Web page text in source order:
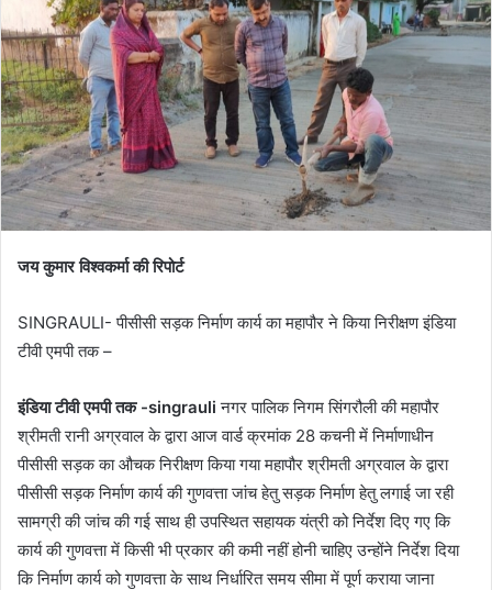
जय कुमार विश्वकर्मा की रिपोर्ट
SINGRAULI- पीसीसी सड़क निर्माण कार्य का महापौर ने किया निरीक्षण इंडिया
टीवी एमपी तक –
इंडिया टीवी एमपी तक -singrauli नगर पालिक निगम सिंगरौली की महापौर
श्रीमती रानी अग्रवाल के द्वारा आज वार्ड क्रमांक 28 कचनी में निर्माणाधीन
पीसीसी सड़क का औचक निरीक्षण किया गया महापौर श्रीमती अग्रवाल के द्वारा
पीसीसी सड़क निर्माण कार्य की गुणवत्ता जांच हेतु सड़क निर्माण हेतु लगाई जा रही
सामग्री की जांच की गई साथ ही उपस्थित सहायक यंत्री को निर्देश दिए गए कि
कार्य की गुणवत्ता में किसी भी प्रकार की कमी नहीं होनी चाहिए उन्होंने निर्देश दिया
कि निर्माण कार्य को गुणवत्ता के साथ निर्धारित समय सीमा में पूर्ण कराया जाना